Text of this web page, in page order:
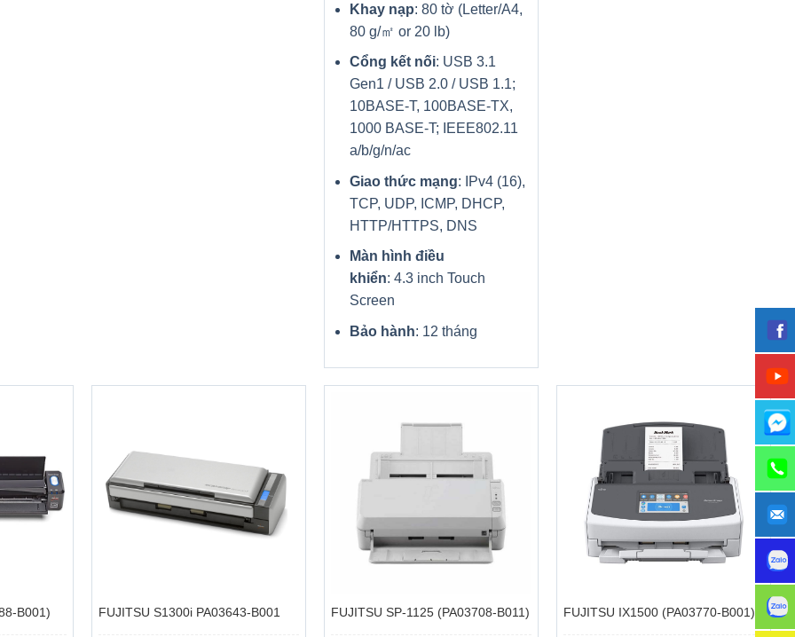
Khay nạp: 80 tờ (Letter/A4,
80 g/㎡ or 20 lb)
Cổng kết nối: USB 3.1
Gen1 / USB 2.0 / USB 1.1;
10BASE-T, 100BASE-TX,
1000 BASE-T; IEEE802.11
a/b/g/n/ac
Giao thức mạng: IPv4 (16),
TCP, UDP, ICMP, DHCP,
HTTP/HTTPS, DNS
Màn hình điều
khiển: 4.3 inch Touch
Screen
Bảo hành: 12 tháng
B001) FUJITSU S1300i PA03643-B001 FUJITSU SP-1125 (PA03708-B011) FUJITSU IX1500 (PA03770-B001)